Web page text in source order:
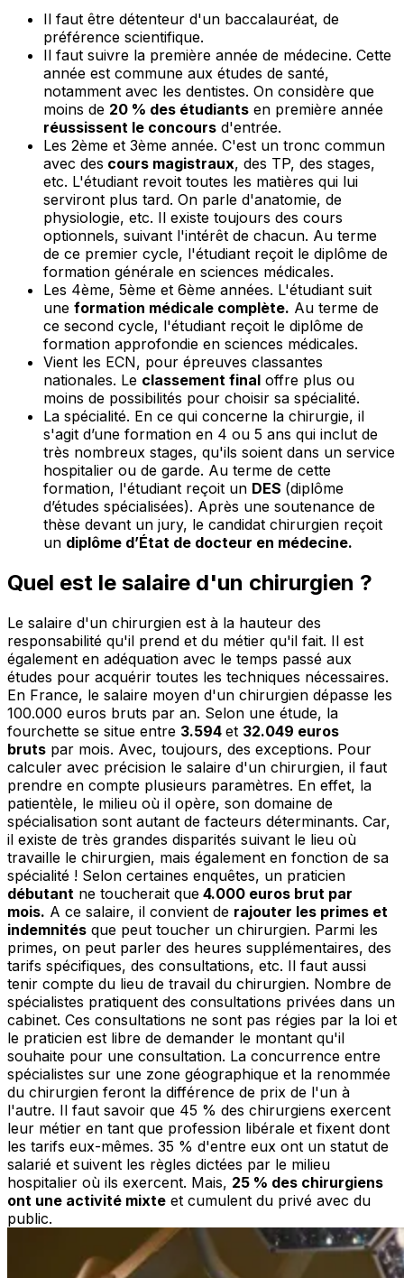
Il faut être détenteur d'un baccalauréat, de
préférence scientifique.
Il faut suivre la première année de médecine. Cette
année est commune aux études de santé,
notamment avec les dentistes. On considère que
moins de 20 % des étudiants en première année
réussissent le concours d'entrée.
Les 2ème et 3ème année. C'est un tronc commun
avec des cours magistraux, des TP, des stages,
etc. L'étudiant revoit toutes les matières qui lui
serviront plus tard. On parle d'anatomie, de
physiologie, etc. Il existe toujours des cours
optionnels, suivant l'intérêt de chacun. Au terme
de ce premier cycle, l'étudiant reçoit le diplôme de
formation générale en sciences médicales.
Les 4ème, 5ème et 6ème années. L'étudiant suit
une formation médicale complète. Au terme de
ce second cycle, l'étudiant reçoit le diplôme de
formation approfondie en sciences médicales.
Vient les ECN, pour épreuves classantes
nationales. Le classement final offre plus ou
moins de possibilités pour choisir sa spécialité.
La spécialité. En ce qui concerne la chirurgie, il
s'agit d’une formation en 4 ou 5 ans qui inclut de
très nombreux stages, qu'ils soient dans un service
hospitalier ou de garde. Au terme de cette
formation, l'étudiant reçoit un DES (diplôme
d’études spécialisées). Après une soutenance de
thèse devant un jury, le candidat chirurgien reçoit
un diplôme d’État de docteur en médecine.
Quel est le salaire d'un chirurgien ?
Le salaire d'un chirurgien est à la hauteur des
responsabilité qu'il prend et du métier qu'il fait. Il est
également en adéquation avec le temps passé aux
études pour acquérir toutes les techniques nécessaires.
En France, le salaire moyen d'un chirurgien dépasse les
100.000 euros bruts par an. Selon une étude, la
fourchette se situe entre 3.594 et 32.049 euros
bruts par mois. Avec, toujours, des exceptions. Pour
calculer avec précision le salaire d'un chirurgien, il faut
prendre en compte plusieurs paramètres. En effet, la
patientèle, le milieu où il opère, son domaine de
spécialisation sont autant de facteurs déterminants. Car,
il existe de très grandes disparités suivant le lieu où
travaille le chirurgien, mais également en fonction de sa
spécialité ! Selon certaines enquêtes, un praticien
débutant ne toucherait que 4.000 euros brut par
mois. A ce salaire, il convient de rajouter les primes et
indemnités que peut toucher un chirurgien. Parmi les
primes, on peut parler des heures supplémentaires, des
tarifs spécifiques, des consultations, etc. Il faut aussi
tenir compte du lieu de travail du chirurgien. Nombre de
spécialistes pratiquent des consultations privées dans un
cabinet. Ces consultations ne sont pas régies par la loi et
le praticien est libre de demander le montant qu'il
souhaite pour une consultation. La concurrence entre
spécialistes sur une zone géographique et la renommée
du chirurgien feront la différence de prix de l'un à
l'autre. Il faut savoir que 45 % des chirurgiens exercent
leur métier en tant que profession libérale et fixent dont
les tarifs eux-mêmes. 35 % d'entre eux ont un statut de
salarié et suivent les règles dictées par le milieu
hospitalier où ils exercent. Mais, 25 % des chirurgiens
ont une activité mixte et cumulent du privé avec du
public.